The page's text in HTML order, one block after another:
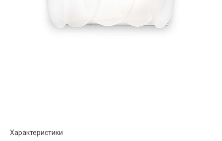
Характеристики